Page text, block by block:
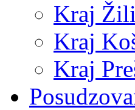
Kraj
Kraj
Kraj